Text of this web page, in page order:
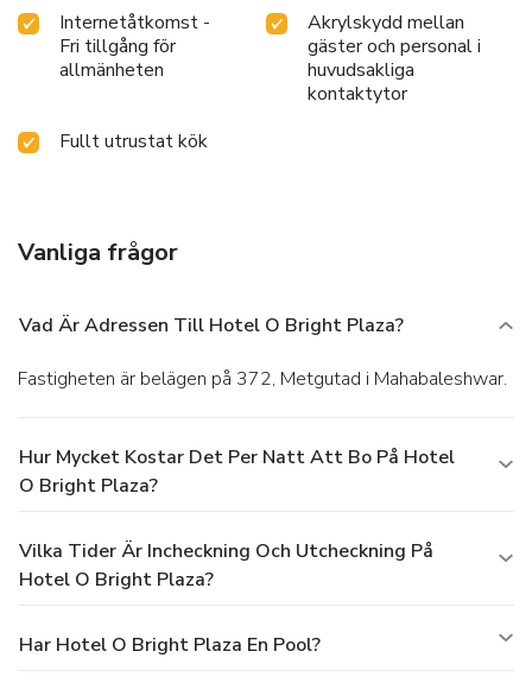
Internetåtkomst -
Fri tillgång för
allmänheten
Akrylskydd mellan
gäster och personal i
huvudsakliga
kontaktytor
Fullt utrustat kök
Vanliga frågor
Vad Är Adressen Till Hotel O Bright Plaza?
Fastigheten är belägen på 372, Metgutad i Mahabaleshwar.
Hur Mycket Kostar Det Per Natt Att Bo På Hotel
O Bright Plaza?
Vilka Tider Är Incheckning Och Utcheckning På
Hotel O Bright Plaza?
Har Hotel O Bright Plaza En Pool?